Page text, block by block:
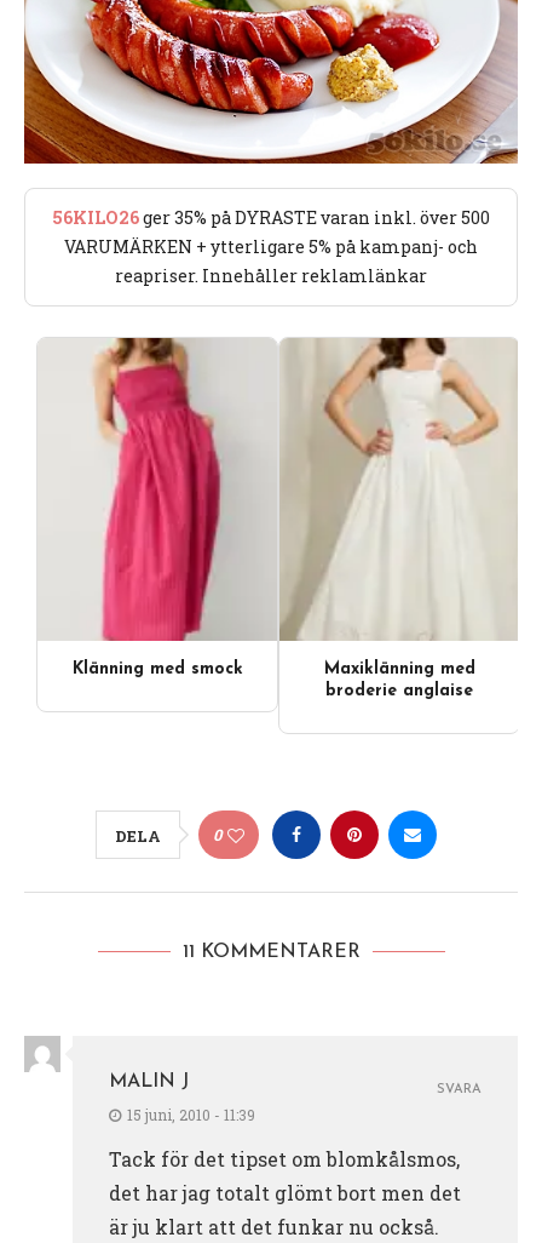
56KILO26ger 35% på DYRASTE varan inkl. över 500
VARUMÄRKEN + ytterligare 5% på kampanj- och
reapriser. Innehåller reklamlänkar
Klänning med smock
Maxiklänning med
broderie anglaise
DELA 0
11 KOMMENTARER
MALIN J
15 juni, 2010 - 11:39
Tack för det tipset om blomkålsmos,
det har jag totalt glömt bort men det
är ju klart att det funkar nu också.
SVARA